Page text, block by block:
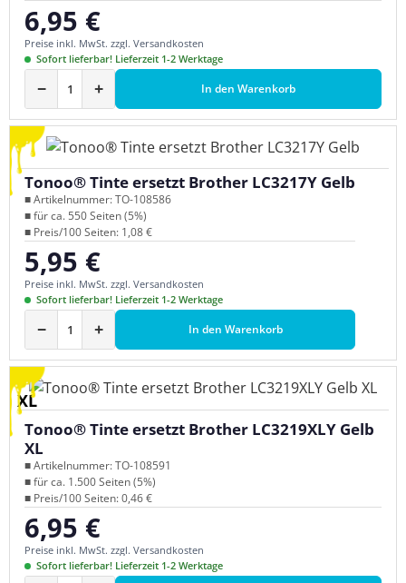
Regulärer Preis:
6,95 €
Preise inkl. MwSt. zzgl. Versandkosten
Sofort lieferbar! Lieferzeit 1-2 Werktage
− + In den Warenkorb
Tonoo® Tinte ersetzt Brother LC3217Y Gelb
■ Artikelnummer: TO-108586
■ für ca. 550 Seiten (5%)
■ Preis/100 Seiten: 1,08 €
Regulärer Preis:
5,95 €
Preise inkl. MwSt. zzgl. Versandkosten
Sofort lieferbar! Lieferzeit 1-2 Werktage
− + In den Warenkorb
XL
Tonoo® Tinte ersetzt Brother LC3219XLY Gelb
XL
■ Artikelnummer: TO-108591
■ für ca. 1.500 Seiten (5%)
■ Preis/100 Seiten: 0,46 €
Regulärer Preis:
6,95 €
Preise inkl. MwSt. zzgl. Versandkosten
Sofort lieferbar! Lieferzeit 1-2 Werktage